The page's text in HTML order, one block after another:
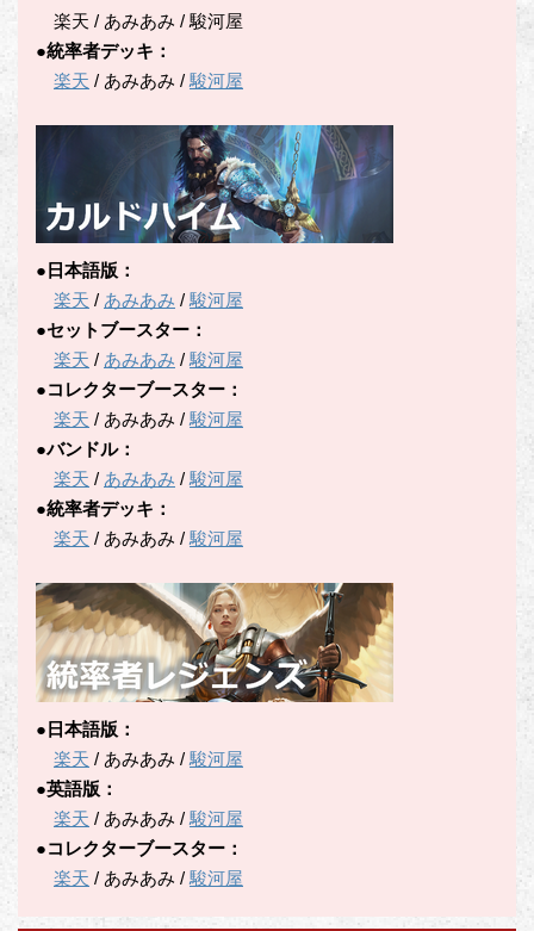
楽天 / あみあみ / 駿河屋
●統率者デッキ：
楽天 / あみあみ /駿河屋
●日本語版：
楽天 / あみあみ /駿河屋
●セットブースター：
楽天 / あみあみ /駿河屋
●コレクターブースター：
楽天 / あみあみ /駿河屋
●バンドル：
楽天 / あみあみ /駿河屋
●統率者デッキ：
楽天 / あみあみ /駿河屋
●日本語版：
楽天 / あみあみ /駿河屋
●英語版：
楽天 / あみあみ /駿河屋
●コレクターブースター：
楽天 / あみあみ /駿河屋